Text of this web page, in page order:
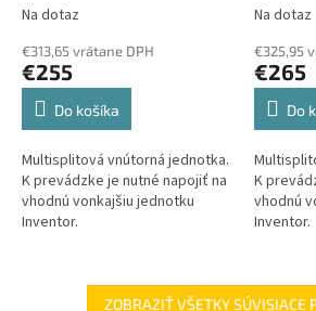
jednotka
Na dotaz
€313,65 vrátane DPH
€255
Do košíka
Multisplitová vnútorná jednotka.
K prevádzke je nutné napojiť na
vhodnú vonkajšiu jednotku
Inventor.
jednotka
Na dotaz
€325,95
€265
Do
K
vhodnú
Inventor.
ZOBRAZIŤ VŠETKY SÚVISIACE